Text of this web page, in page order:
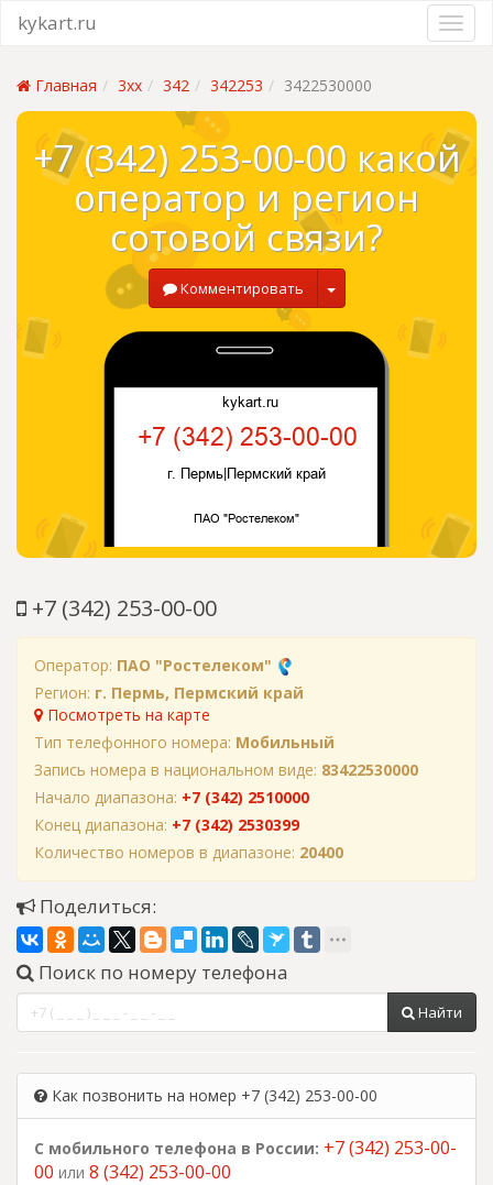
kykart.ru
Главная 3xx 342 342253 3422530000
+7 (342) 253-00-00 какой
оператор и регион
сотовой связи?
Комментировать
+7 (342) 253-00-00
Оператор: ПАО "Ростелеком"
Регион: г. Пермь, Пермский край
Посмотреть на карте
Тип телефонного номера: Мобильный
Запись номера в национальном виде: 83422530000
Начало диапазона: +7 (342) 2510000
Конец диапазона: +7 (342) 2530399
Количество номеров в диапазоне: 20400
Поделиться:
Поиск по номеру телефона
Найти
Как позвонить на номер +7 (342) 253-00-00
С мобильного телефона в России: +7 (342) 253-00-
00 или 8 (342) 253-00-00